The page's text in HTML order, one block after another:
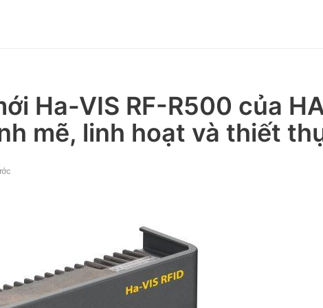
Ha-VIS RF-R500 của
mẽ, linh hoạt và thiết